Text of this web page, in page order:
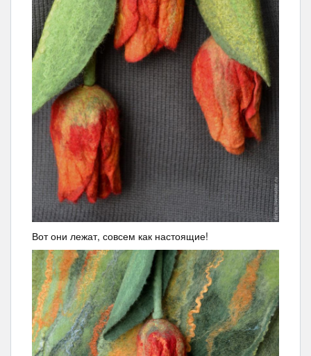
Вот они лежат, совсем как настоящие!